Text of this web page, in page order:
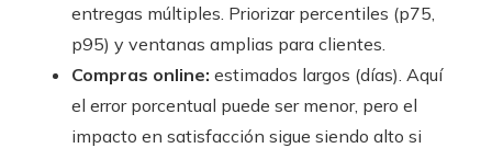
entregas múltiples. Priorizar percentiles (p75,
p95) y ventanas amplias para clientes.
Compras online: estimados largos (días). Aquí
el error porcentual puede ser menor, pero el
impacto en satisfacción sigue siendo alto si